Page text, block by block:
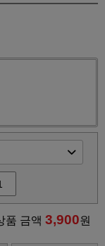
품 금액 3,900원